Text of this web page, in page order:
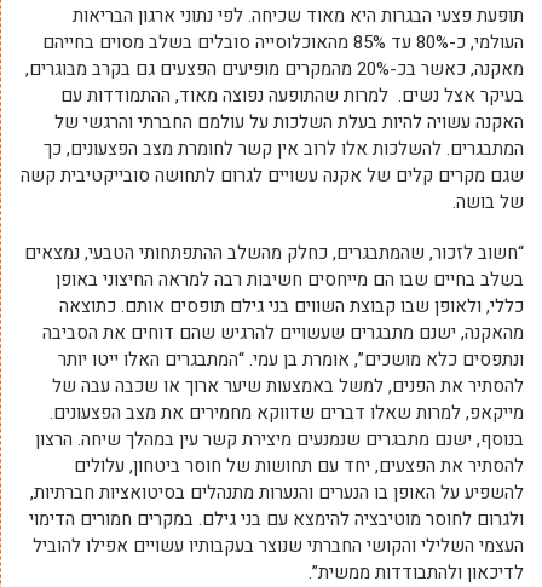
תופעת פצעי הבגרות היא מאוד שכיחה. לפי נתוני ארגון הבריאות
העולמי, כ-80% עד 85% מהאוכלוסייה סובלים בשלב מסוים בחייהם
מאקנה, כאשר בכ-20% מהמקרים מופיעים הפצעים גם בקרב מבוגרים,
בעיקר אצל נשים. למרות שהתופעה נפוצה מאוד, ההתמודדות עם
האקנה עשויה להיות בעלת השלכות על עולמם החברתי והרגשי של
המתבגרים. להשלכות אלו לרוב אין קשר לחומרת מצב הפצעונים, כך
שגם מקרים קלים של אקנה עשויים לגרום לתחושה סובייקטיבית קשה
של בושה.
“חשוב לזכור, שהמתבגרים, כחלק מהשלב ההתפתחותי הטבעי, נמצאים
בשלב בחיים שבו הם מייחסים חשיבות רבה למראה החיצוני באופן
כללי, ולאופן שבו קבוצת השווים בני גילם תופסים אותם. כתוצאה
מהאקנה, ישנם מתבגרים שעשויים להרגיש שהם דוחים את הסביבה
ונתפסים כלא מושכים”, אומרת בן עמי. “המתבגרים האלו ייטו יותר
להסתיר את הפנים, למשל באמצעות שיער ארוך או שכבה עבה של
מייקאפ, למרות שאלו דברים שדווקא מחמירים את מצב הפצעונים.
בנוסף, ישנם מתבגרים שנמנעים מיצירת קשר עין במהלך שיחה. הרצון
להסתיר את הפצעים, יחד עם תחושות של חוסר ביטחון, עלולים
להשפיע על האופן בו הנערים והנערות מתנהלים בסיטואציות חברתיות,
ולגרום לחוסר מוטיבציה להימצא עם בני גילם. במקרים חמורים הדימוי
העצמי השלילי והקושי החברתי שנוצר בעקבותיו עשויים אפילו להוביל
לדיכאון ולהתבודדות ממשית”.